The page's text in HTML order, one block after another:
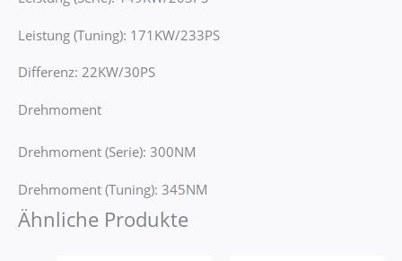
Leistung (Tuning): 171KW/233PS
Differenz: 22KW/30PS
Drehmoment
Drehmoment (Serie): 300NM
Drehmoment (Tuning): 345NM
Ähnliche Produkte